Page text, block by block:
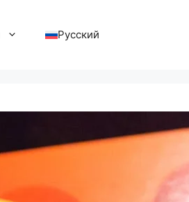
Русский